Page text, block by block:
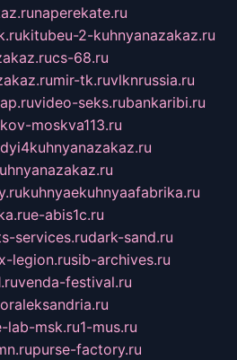
naperekate.ru
kitubeu-2-kuhnyanazakaz.ru
cs-68.ru
mir-tk.ruvlknrussia.ru
video-seks.rubankaribi.ru
moskva113.ru
kuhnyaekuhnyaafabrika.ru
e-abis1c.ru
services.rudark-sand.ru
x-legion.rusib-archives.ru
venda-festival.ru
lab-msk.ru1-mus.ru
purse-factory.ru